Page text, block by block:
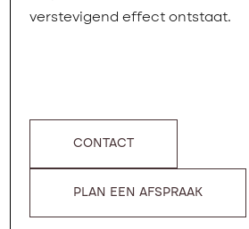
verstevigend effect ontstaat.
CONTACT
PLAN EEN AFSPRAAK